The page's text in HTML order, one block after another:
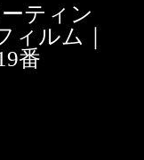
ティン
ィルム｜
番